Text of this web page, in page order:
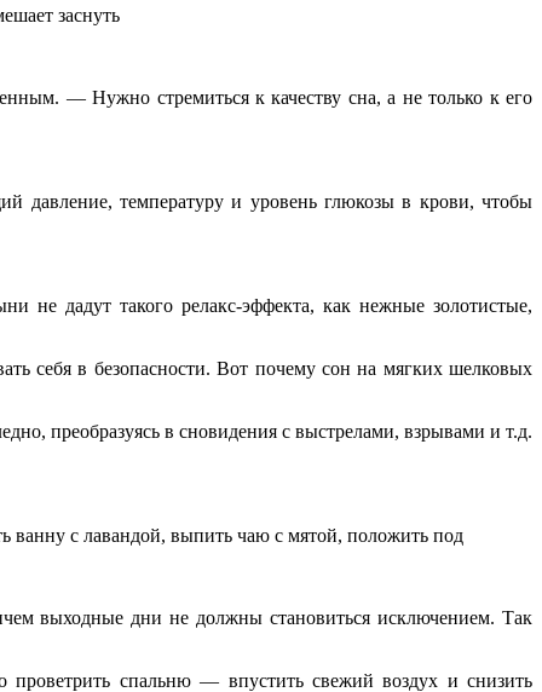
заснуть
— Нужно стремиться к качеству сна, а не только к его
давление, температуру и уровень глюкозы в крови, чтобы
не дадут такого релакс-эффекта, как нежные золотистые,
себя в безопасности. Вот почему сон на мягких шелковых
преобразуясь в сновидения с выстрелами, взрывами и т.д.
ванну с лавандой, выпить чаю с мятой, положить под
выходные дни не должны становиться исключением. Так
спальню — впустить свежий воздух и снизить